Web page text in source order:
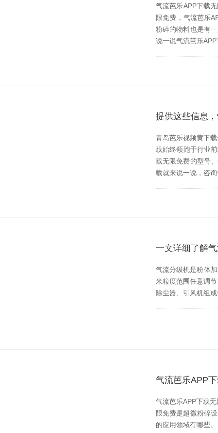
气流芭乐APP下载
限免费，气流芭乐
粉碎的物料也是有一
说一说气流芭乐APP
提供这些信息
青岛芭乐视频黄下载
载始终领跑于行业前
载无限免费的型号
载就来说一说，咨
一文详细了解
气流分级机是粉体加
米粒度范围任意调节
除尘器、引风机
气流芭乐APP
气流芭乐APP下载无
限免费是超微粉碎设
的应用领域有哪些。